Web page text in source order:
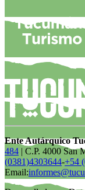
Ente Autárquico
484 | C.P. 4000 San
(0381)4303644-+54
Email: